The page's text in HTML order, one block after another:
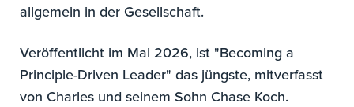
allgemein in der Gesellschaft.
Veröffentlicht im Mai 2026, ist "Becoming a
Principle-Driven Leader" das jüngste, mitverfasst
von Charles und seinem Sohn Chase Koch.